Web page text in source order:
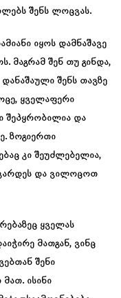
შენს ლოცვას.
იყოს დამნაშავე
მაგრამ შენ თუ გინდა,
შენს თავზე
ყველაფერი
შეპყრობილია და
ზოგიერთი
კი შეუძლებელია,
და ვილოცოთ
ყველას
მათგან, ვინც
შენი
ისინი